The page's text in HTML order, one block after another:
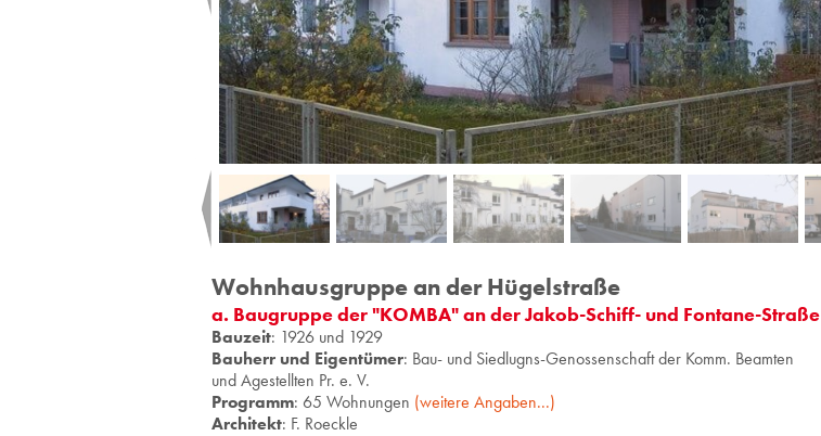
Wohnhausgruppe an der Hügelstraße
a. Bau­grup­pe der "KOMBA" an der Ja­kob-Schiff- und Fon­ta­ne-Stra­ße
Bauzeit: 1926 und 1929
Bauherr und Eigentümer: Bau- und Siedlugns-Genossenschaft der Komm. Beamten
und Agestellten Pr. e. V.
Programm: 65 Wohnungen (weitere Angaben...)
Architekt: F. Roeckle